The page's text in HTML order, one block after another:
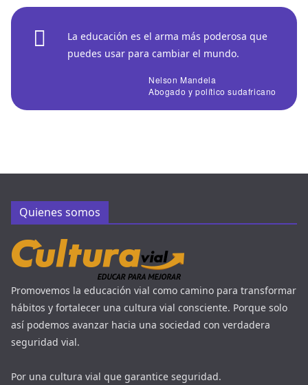
La educación es el arma más poderosa que
puedes usar para cambiar el mundo.
Nelson Mandela
Abogado y político sudafricano
Quienes somos
Promovemos la educación vial como camino para transformar
hábitos y fortalecer una cultura vial consciente. Porque solo
así podemos avanzar hacia una sociedad con verdadera
seguridad vial.
Por una cultura vial que garantice seguridad.